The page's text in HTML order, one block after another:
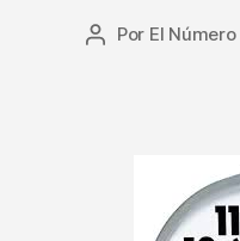
Autor
Por El